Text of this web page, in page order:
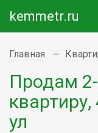
kemmetr.ru
Главная
Продам
ул